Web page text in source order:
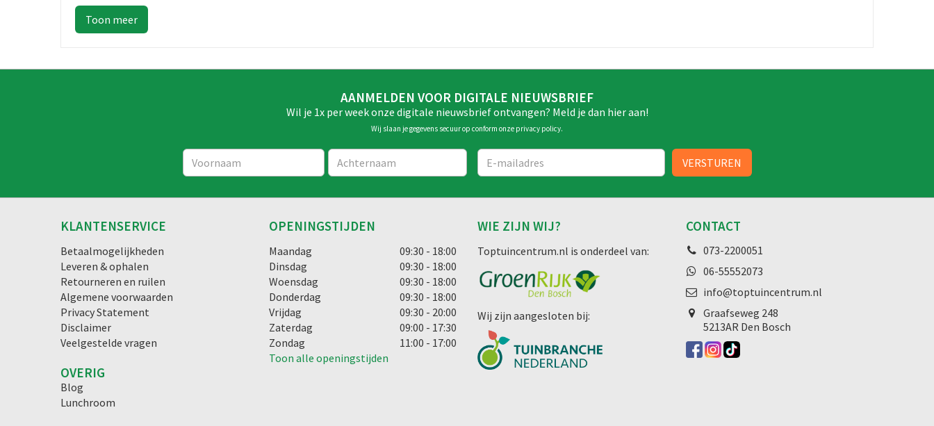
AANMELDEN VOOR DIGITALE NIEUWSBRIEF
Wil je 1x per week onze digitale nieuwsbrief ontvangen? Meld je dan hier aan!
Wij slaan je gegevens secuur op conform onze privacy policy.
KLANTENSERVICE
Betaalmogelijkheden
Leveren & ophalen
Retourneren en ruilen
Algemene voorwaarden
Privacy Statement
Disclaimer
Veelgestelde vragen
OVERIG
Blog
Lunchroom
OPENINGSTIJDEN
Maandag
09:30 - 18:00
Dinsdag
09:30 - 18:00
Woensdag
09:30 - 18:00
Donderdag
09:30 - 18:00
Vrijdag
09:30 - 20:00
Zaterdag
09:00 - 17:30
Zondag
11:00 - 17:00
Toon alle openingstijden
WIE ZIJN WIJ?
Toptuincentrum.nl is onderdeel van:
Wij zijn aangesloten bij:
CONTACT
073-2200051
06-55552073
info@toptuincentrum.nl
Graafseweg 248
5213AR Den Bosch